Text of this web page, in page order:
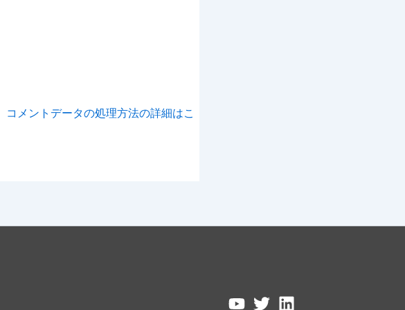
コメントデータの処理方法の詳細はこ